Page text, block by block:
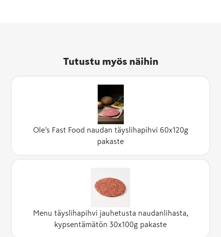
Tutustu myös näihin
Ole’s Fast Food naudan täyslihapihvi 60x120g
pakaste
Menu täyslihapihvi jauhetusta naudanlihasta,
kypsentämätön 30x100g pakaste